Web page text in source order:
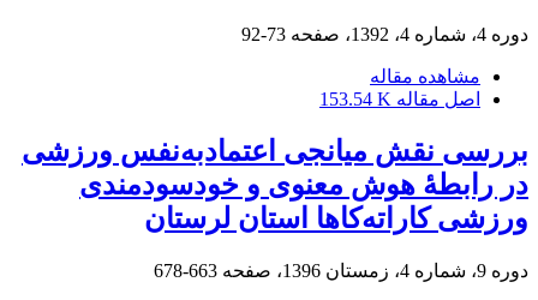
دوره 4، شماره 4، 1392، صفحه 73-92
مشاهده مقاله
اصل مقاله 153.54 K
بررسی نقش میانجی اعتمادبه‌نفس ورزشی
در رابطۀ هوش معنوی و خودسودمندی
ورزشی کاراته‌کاها استان لرستان
دوره 9، شماره 4، زمستان 1396، صفحه 663-678